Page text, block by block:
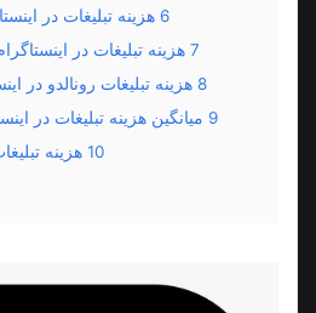
6 هزینه تبلیغات در
7 هزینه تبلیغات در
8 هزینه تبلیغات رونالدو در
9 میانگین هزینه تبلیغات در
10 هزینه